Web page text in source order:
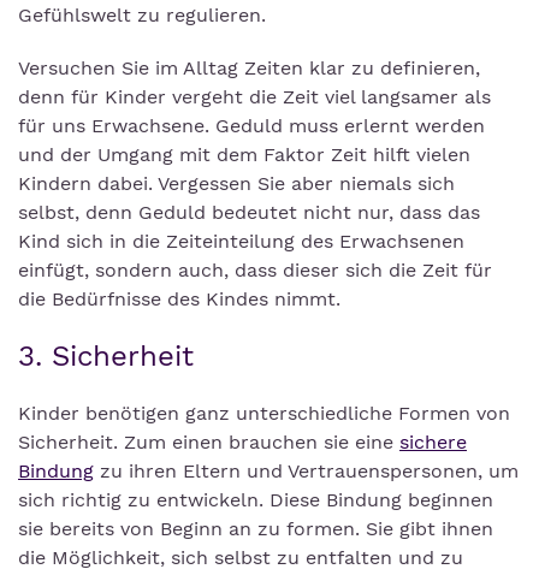
Gefühlswelt zu regulieren.
Versuchen Sie im Alltag Zeiten klar zu definieren,
denn für Kinder vergeht die Zeit viel langsamer als
für uns Erwachsene. Geduld muss erlernt werden
und der Umgang mit dem Faktor Zeit hilft vielen
Kindern dabei. Vergessen Sie aber niemals sich
selbst, denn Geduld bedeutet nicht nur, dass das
Kind sich in die Zeiteinteilung des Erwachsenen
einfügt, sondern auch, dass dieser sich die Zeit für
die Bedürfnisse des Kindes nimmt.
3. Sicherheit
Kinder benötigen ganz unterschiedliche Formen von
Sicherheit. Zum einen brauchen sie eine sichere
Bindung zu ihren Eltern und Vertrauenspersonen, um
sich richtig zu entwickeln. Diese Bindung beginnen
sie bereits von Beginn an zu formen. Sie gibt ihnen
die Möglichkeit, sich selbst zu entfalten und zu